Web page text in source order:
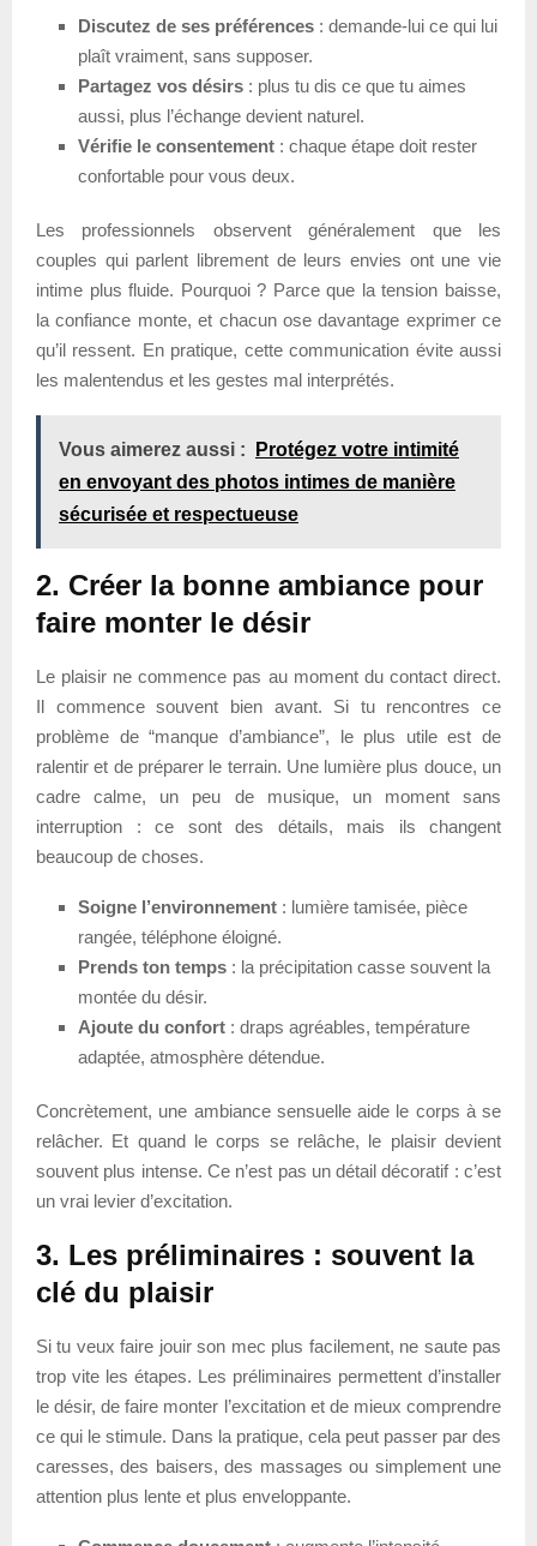
Discutez de ses préférences : demande-lui ce qui lui
plaît vraiment, sans supposer.
Partagez vos désirs : plus tu dis ce que tu aimes
aussi, plus l’échange devient naturel.
Vérifie le consentement : chaque étape doit rester
confortable pour vous deux.
Les professionnels observent généralement que les
couples qui parlent librement de leurs envies ont une vie
intime plus fluide. Pourquoi ? Parce que la tension baisse,
la confiance monte, et chacun ose davantage exprimer ce
qu’il ressent. En pratique, cette communication évite aussi
les malentendus et les gestes mal interprétés.
Vous aimerez aussi :
Protégez votre intimité
en envoyant des photos intimes de manière
sécurisée et respectueuse
2. Créer la bonne ambiance pour
faire monter le désir
Le plaisir ne commence pas au moment du contact direct.
Il commence souvent bien avant. Si tu rencontres ce
problème de “manque d’ambiance”, le plus utile est de
ralentir et de préparer le terrain. Une lumière plus douce, un
cadre calme, un peu de musique, un moment sans
interruption : ce sont des détails, mais ils changent
beaucoup de choses.
Soigne l’environnement : lumière tamisée, pièce
rangée, téléphone éloigné.
Prends ton temps : la précipitation casse souvent la
montée du désir.
Ajoute du confort : draps agréables, température
adaptée, atmosphère détendue.
Concrètement, une ambiance sensuelle aide le corps à se
relâcher. Et quand le corps se relâche, le plaisir devient
souvent plus intense. Ce n’est pas un détail décoratif : c’est
un vrai levier d’excitation.
3. Les préliminaires : souvent la
clé du plaisir
Si tu veux faire jouir son mec plus facilement, ne saute pas
trop vite les étapes. Les préliminaires permettent d’installer
le désir, de faire monter l’excitation et de mieux comprendre
ce qui le stimule. Dans la pratique, cela peut passer par des
caresses, des baisers, des massages ou simplement une
attention plus lente et plus enveloppante.